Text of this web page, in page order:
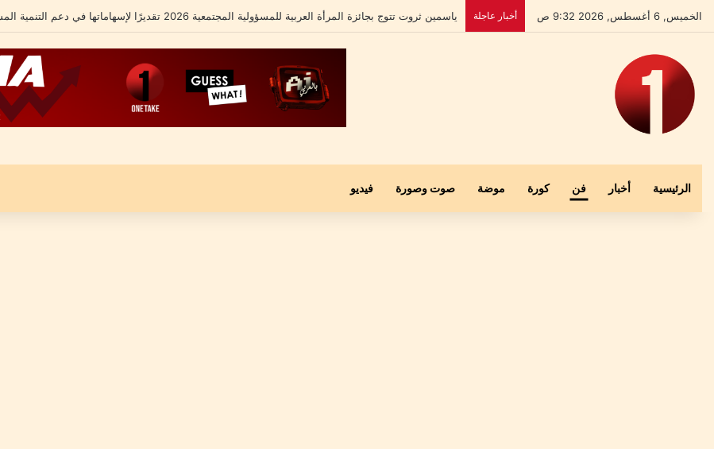
الخميس, 6 أغسطس, 2026 9:32 ص أخبار عاجلة بعد إخلاء سبيله.. علي الشامل يكشف تفاصيل أزمته الأخيرة ومحاميه يؤكد: “موكلي مجني عليه وليس متهماً”
الرئيسية أخبار فن كورة موضة صوت وصورة فيديو